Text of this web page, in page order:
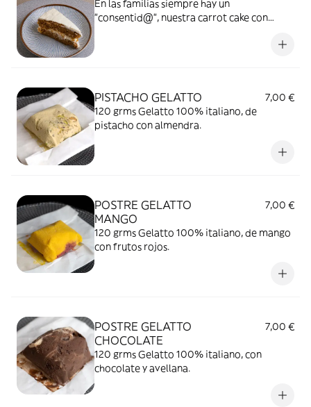
En las familias siempre hay un
"consentid@", nuestra carrot cake con
PISTACHO GELATTO
7,00 €
120 grms Gelatto 100% italiano, de
pistacho con almendra.
POSTRE GELATTO
MANGO
7,00 €
120 grms Gelatto 100% italiano, de mango
con frutos rojos.
POSTRE GELATTO
CHOCOLATE
7,00 €
120 grms Gelatto 100% italiano, con
chocolate y avellana.